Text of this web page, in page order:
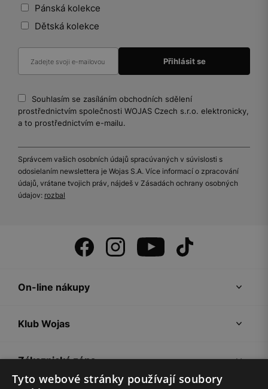
Pánská kolekce
Dětská kolekce
Souhlasím se zasíláním obchodních sdělení
prostřednictvím společnosti WOJAS Czech s.r.o. elektronicky,
a to prostřednictvím e-mailu.
Správcem vašich osobních údajů spracúvaných v súvislosti s
odosielaním newslettera je Wojas S.A. Více informací o zpracování
údajů, vrátane tvojich práv, nájdeš v Zásadách ochrany osobných
údajov: rozbal
On-line nákupy
Klub Wojas
Zákaznická zóna
Tyto webové stránky používají soubory